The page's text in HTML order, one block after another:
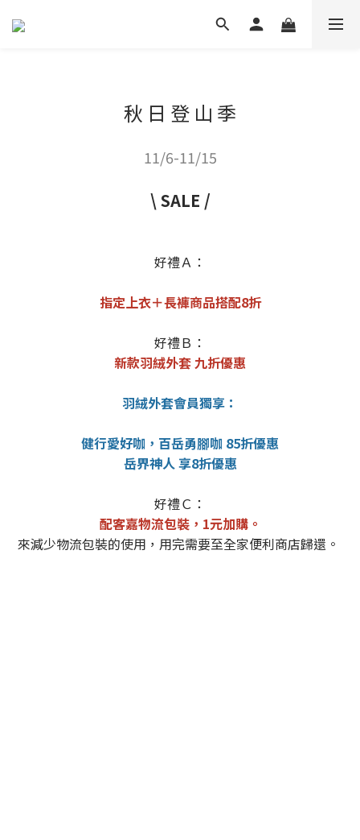
秋 日 登 山 季
11/6-11/15
\ SALE /
好禮Ａ：
指定上衣＋長褲商品搭配8折
好禮Ｂ：
新款羽絨外套 九折優惠
羽絨外套會員獨享：
健行愛好咖，百岳勇腳咖 85折優惠
岳界神人 享8折優惠
好禮Ｃ：
配客嘉物流包裝，1元加購。
來減少物流包裝的使用，用完需要至全家便利商店歸還。